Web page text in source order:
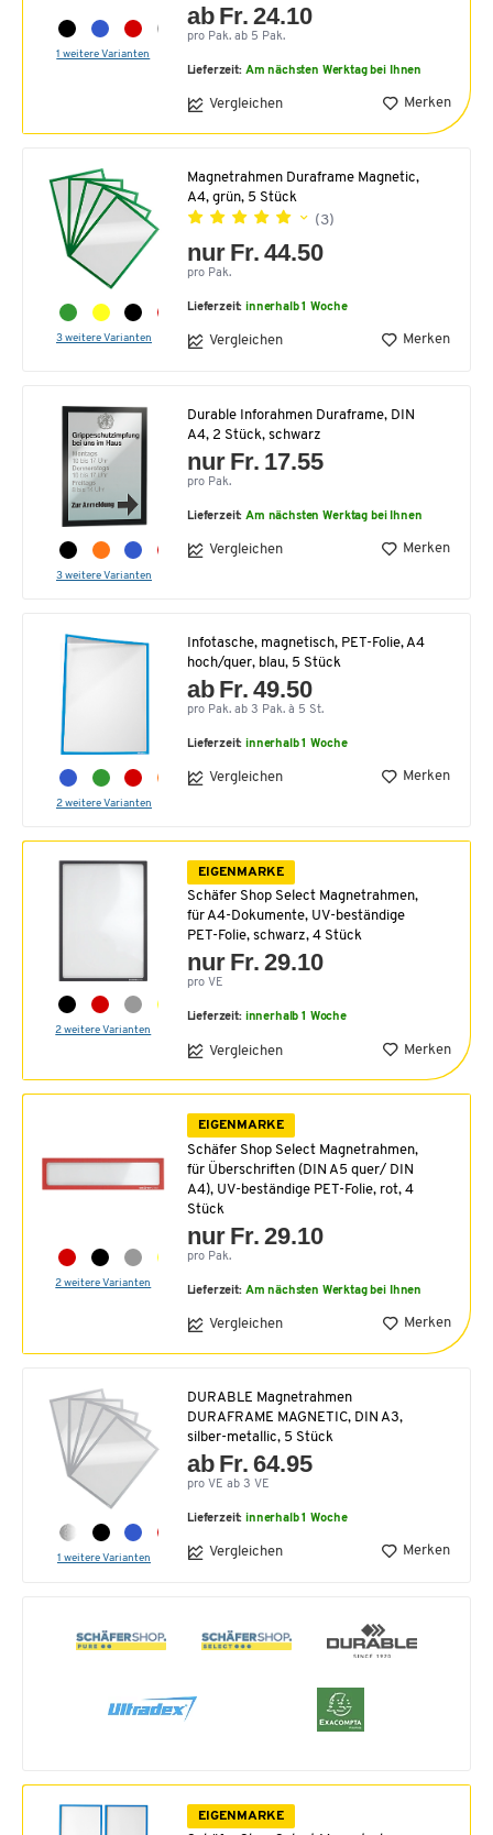
1 weitere Varianten
ab Fr. 24.10
pro Pak. ab 5 Pak.
Lieferzeit: Am nächsten Werktag bei Ihnen
Vergleichen Merken
3 weitere Varianten
Magnetrahmen Duraframe Magnetic,
A4, grün, 5 Stück
(3)
nur Fr. 44.50
pro Pak.
Lieferzeit:innerhalb 1 Woche
Vergleichen Merken
3 weitere Varianten
Durable Inforahmen Duraframe, DIN
A4, 2 Stück, schwarz
nur Fr. 17.55
pro Pak.
Lieferzeit:Am nächsten Werktag bei Ihnen
Vergleichen Merken
2 weitere Varianten
Infotasche, magnetisch, PET-Folie, A4
hoch/quer, blau, 5 Stück
ab Fr. 49.50
pro Pak. ab 3 Pak. à 5 St.
Lieferzeit:innerhalb 1 Woche
Vergleichen Merken
2 weitere Varianten
EIGENMARKE
Schäfer Shop Select Magnetrahmen,
für A4-Dokumente, UV-beständige
PET-Folie, schwarz, 4 Stück
nur Fr. 29.10
pro VE
Lieferzeit: innerhalb 1 Woche
Vergleichen Merken
2 weitere Varianten
EIGENMARKE
Schäfer Shop Select Magnetrahmen,
für Überschriften (DIN A5 quer/ DIN
A4), UV-beständige PET-Folie, rot, 4
Stück
nur Fr. 29.10
pro Pak.
Lieferzeit: Am nächsten Werktag bei Ihnen
Vergleichen Merken
1 weitere Varianten
DURABLE Magnetrahmen
DURAFRAME MAGNETIC, DIN A3,
silber-metallic, 5 Stück
ab Fr. 64.95
pro VE ab 3 VE
Lieferzeit:innerhalb 1 Woche
Vergleichen Merken
EIGENMARKE